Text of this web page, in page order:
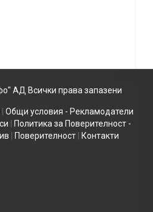
АД Всички права запазени
Общи условия - Рекламодатели
Политика за Поверителност -
Поверителност Контакти